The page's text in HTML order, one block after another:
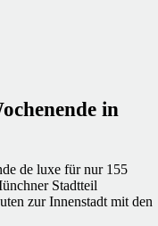
in
de luxe für nur 155
Stadtteil
zur Innenstadt mit den